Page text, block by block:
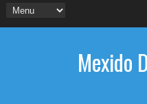
Mexido